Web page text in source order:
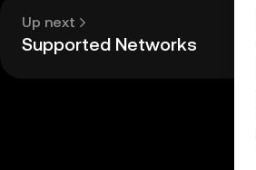
Up next
Supported Networks